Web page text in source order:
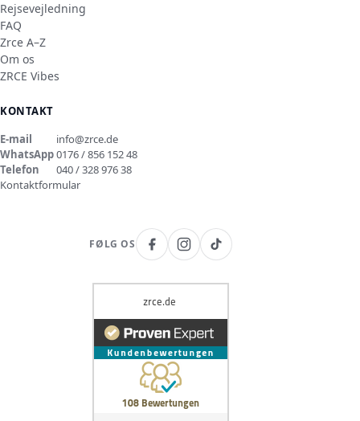
Rejsevejledning
FAQ
Zrce A–Z
Om os
ZRCE Vibes
KONTAKT
E-mail
info@zrce.de
WhatsApp0176 / 856 152 48
Telefon
040 / 328 976 38
Kontaktformular
FØLG OS